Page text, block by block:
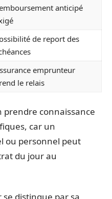
anticipé
de report des
emprunteur
le relais
connaissance
car un
ou personnel peut
du jour au